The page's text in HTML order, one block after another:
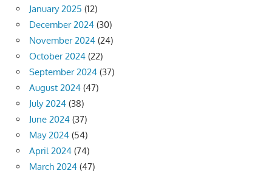
January 2025 (12)
December 2024 (30)
November 2024 (24)
October 2024 (22)
September 2024 (37)
August 2024 (47)
July 2024 (38)
June 2024 (37)
May 2024 (54)
April 2024 (74)
March 2024 (47)